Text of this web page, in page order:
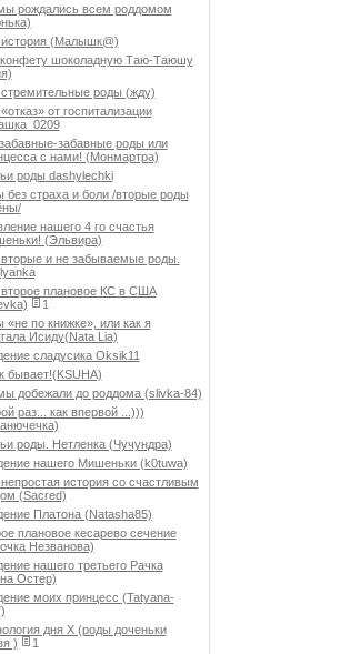
рождались всем роддомом
(Малышк@)
шоколадную Таю-Таюшу
роды (жду)
от госпитализации
забавные роды или
с нами! (Монмартра)
роды dashylechki
без страха и боли /вторые роды
нашего 4 го счастья
(Эльвира)
и не забываемые роды.
плановое КС в США
1
«не по книжке», или как я
Исиду(Nata Lia)
сладусика Oksik11
бывает!(KSUHA)
добежали до роддома (slivka-84)
раз... как впервой ...)))
роды. Нетленка (Чучундра)
нашего Мишеньки (k0tuwa)
история со счастливым
(Sacred)
Платона (Natasha85)
плановое кесарево сечение
Незванова)
нашего третьего Рачка
Остер)
моих принцесс (Tatyana-
дня Х (роды доченьки
)
1